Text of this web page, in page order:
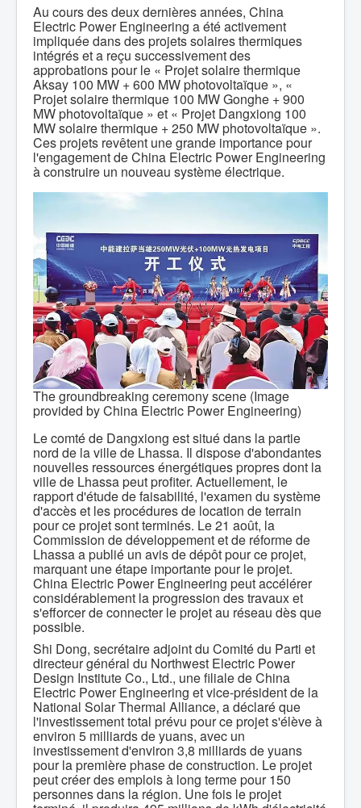
Au cours des deux dernières années, China
Electric Power Engineering a été activement
impliquée dans des projets solaires thermiques
intégrés et a reçu successivement des
approbations pour le « Projet solaire thermique
Aksay 100 MW + 600 MW photovoltaïque », «
Projet solaire thermique 100 MW Gonghe + 900
MW photovoltaïque » et « Projet Dangxiong 100
MW solaire thermique + 250 MW photovoltaïque ».
Ces projets revêtent une grande importance pour
l'engagement de China Electric Power Engineering
à construire un nouveau système électrique.
The groundbreaking ceremony scene (Image
provided by China Electric Power Engineering)
Le comté de Dangxiong est situé dans la partie
nord de la ville de Lhassa. Il dispose d'abondantes
nouvelles ressources énergétiques propres dont la
ville de Lhassa peut profiter. Actuellement, le
rapport d'étude de faisabilité, l'examen du système
d'accès et les procédures de location de terrain
pour ce projet sont terminés. Le 21 août, la
Commission de développement et de réforme de
Lhassa a publié un avis de dépôt pour ce projet,
marquant une étape importante pour le projet.
China Electric Power Engineering peut accélérer
considérablement la progression des travaux et
s'efforcer de connecter le projet au réseau dès que
possible.
Shi Dong, secrétaire adjoint du Comité du Parti et
directeur général du Northwest Electric Power
Design Institute Co., Ltd., une filiale de China
Electric Power Engineering et vice-président de la
National Solar Thermal Alliance, a déclaré que
l'investissement total prévu pour ce projet s'élève à
environ 5 milliards de yuans, avec un
investissement d'environ 3,8 milliards de yuans
pour la première phase de construction. Le projet
peut créer des emplois à long terme pour 150
personnes dans la région. Une fois le projet